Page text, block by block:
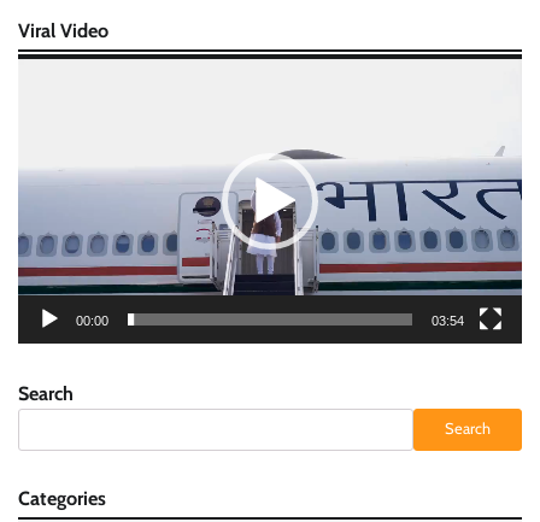
Viral Video
00:00 03:54
Search
Search
Categories